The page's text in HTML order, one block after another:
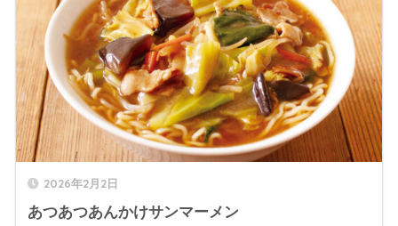
2026年2月2日
あつあつあんかけサンマーメン